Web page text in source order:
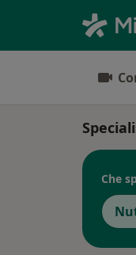
Che